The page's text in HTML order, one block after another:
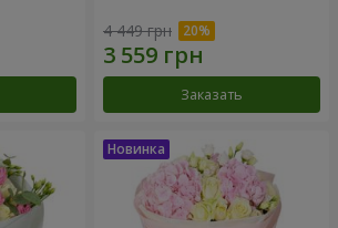
4 449 грн
Заказать